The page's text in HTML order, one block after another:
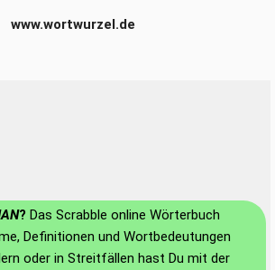
www.wortwurzel.de
? Das Scrabble online Wörterbuch
Definitionen und Wortbedeutungen
oder in Streitfällen hast Du mit der